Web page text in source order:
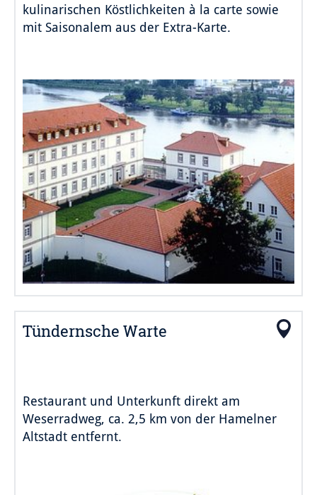
kulinarischen Köstlichkeiten à la carte sowie
mit Saisonalem aus der Extra-Karte.
Tündernsche Warte
Restaurant und Unterkunft direkt am
Weserradweg, ca. 2,5 km von der Hamelner
Altstadt entfernt.